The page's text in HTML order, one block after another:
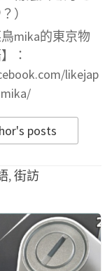
）
mika的東京物
：
likejap
posts
,街訪